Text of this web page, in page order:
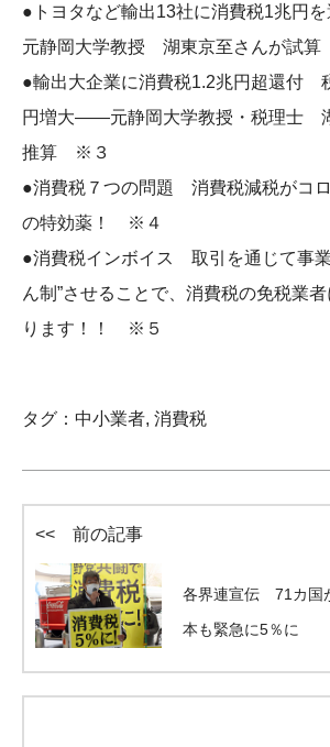
●トヨタなど輸出13社に消費税1兆円
元静岡大学教授 湖東京至さんが試
●輸出大企業に消費税1.2兆円超還付
円増大――元静岡大学教授・税理士
推算 ※３
●消費税７つの問題 消費税減税がコ
の特効薬！ ※４
●消費税インボイス 取引を通じて事
ん制”させることで、消費税の免税業
ります！！ ※５
タグ： 中小業者, 消費税
<< 前の記事
各界連宣伝 71カ国
本も緊急に5％に